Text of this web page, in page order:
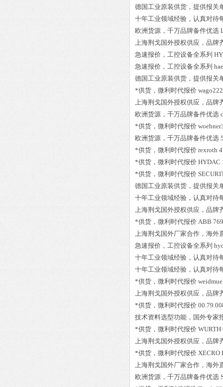
德国工业原装供货，提供报关
十年工业领域经验，认真对待
欧洲货源，千万品牌备件优选
上海荆戈国外授权供应，品牌
急速报价，工控设备全系列
急速报价，工控设备全系列
德国工业原装供货，提供报关
*供货，微利时代报价
上海荆戈国外授权供应，品牌
欧洲货源，千万品牌备件优选
*供货，微利时代报价
欧洲货源，千万品牌备件优选
*供货，微利时代报价 rexroth
*供货，微利时代报价 HYDAC
*供货，微利时代报价
德国工业原装供货，提供报关
十年工业领域经验，认真对待
上海荆戈国外授权供应，品牌
*供货，微利时代报价 ABB
上海荆戈国外厂家合作，海外
急速报价，工控设备全系列
十年工业领域经验，认真对待
十年工业领域经验，认真对待
*供货，微利时代报价
上海荆戈国外授权供应，品牌
*供货，微利时代报价
技术资料选型功能，国外专家
*供货，微利时代报价 WURTH
上海荆戈国外授权供应，品牌
*供货，微利时代报价 XECRO
上海荆戈国外厂家合作，海外
欧洲货源，千万品牌备件优选